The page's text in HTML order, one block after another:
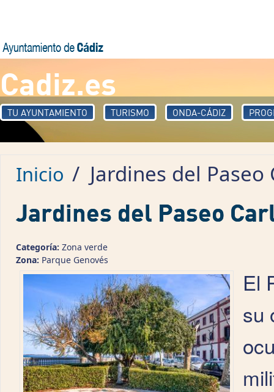
Cadiz.es
TU AYUNTAMIENTO TURISMO ONDA-CÁDIZ
Inicio / Jardines del
Jardines del Paseo
Categoría: Zona verde
Zona: Parque Genovés
El
su